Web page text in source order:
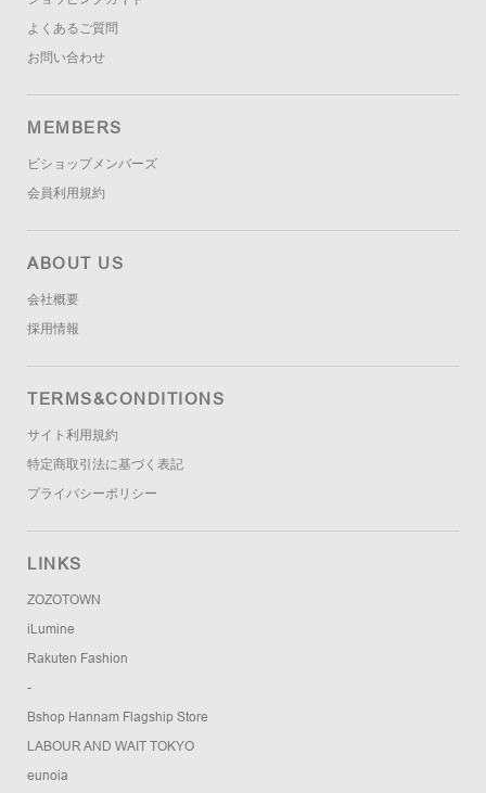
よくあるご質問
お問い合わせ
MEMBERS
ビショップメンバーズ
会員利用規約
ABOUT US
会社概要
採用情報
TERMS&CONDITIONS
サイト利用規約
特定商取引法に基づく表記
プライバシーポリシー
LINKS
ZOZOTOWN
iLumine
Rakuten Fashion
-
Bshop Hannam Flagship Store
LABOUR AND WAIT TOKYO
eunoia